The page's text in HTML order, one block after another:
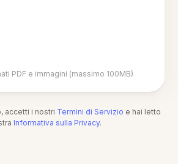
PDF e immagini (massimo 100MB)
accetti i nostri Termini di Servizio e hai letto
Informativa sulla Privacy.